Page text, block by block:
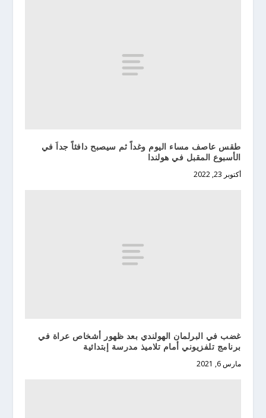
طقس عاصف مساء اليوم وغداً ثم سيصبح دافئاً جداَ في
الأسبوع المقبل في هولندا
أكتوبر 23, 2022
غضب في البرلمان الهولندي بعد ظهور أشخاص عراة في
برنامج تلفزيوني أمام تلاميذ مدرسة إبتدائية
مارس 6, 2021